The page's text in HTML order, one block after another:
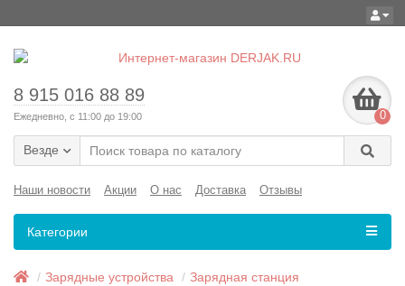
8 915 016 88 89
Ежедневно, с 11:00 до 19:00 0
Везде
Наши новости Акции О нас Доставка Отзывы
Категории
Зарядные устройства
Зарядная станция